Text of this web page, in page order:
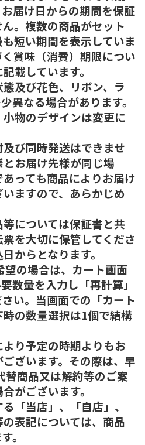
届け日からの期間を保証
。複数の商品がセット
短い期間を表示していま
賞味（消費）期限につい
載しています。
及び花色、リボン、ラ
異なる場合があります。
物のデザインは変更に
び同時発送はできませ
お届け先様が同じ場
っても商品によりお届け
ますので、あらかじめ
については保証書と共
を大切に保管してくださ
からとなります。
の場合は、カート画面
数量を入力し「再計算」
い。当画面での「カート
の数量選択は1個で結構
り予定の時期よりもお
ざいます。その際は、早
替商品又は解約等のご案
がございます。
「当店」、「自店」、
の表記については、商品
。